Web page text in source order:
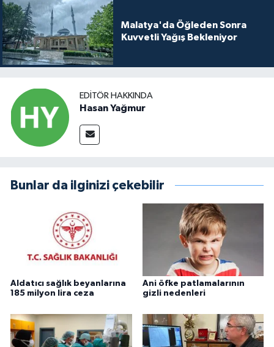
Malatya'da Öğleden Sonra
Kuvvetli Yağış Bekleniyor
EDITÖR HAKKINDA
Hasan Yağmur
Bunlar da ilginizi çekebilir
Aldatıcı sağlık beyanlarına
185 milyon lira ceza
Ani öfke patlamalarının
gizli nedenleri